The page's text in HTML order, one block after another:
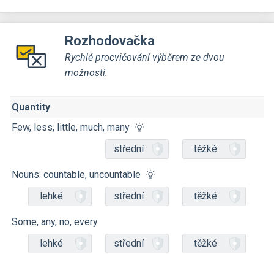
Rozhodovačka
Rychlé procvičování výběrem ze dvou
možností.
Quantity
Few, less, little, much, many
střední
těžké
Nouns: countable, uncountable
lehké
střední těžké
Some, any, no, every
lehké
střední těžké